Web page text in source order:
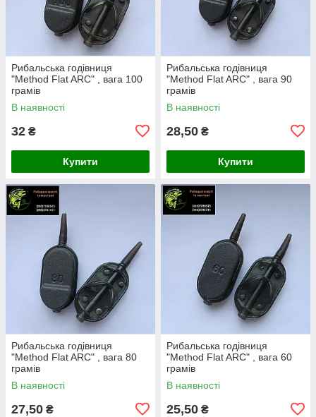
Рибальська годівниця
"Method Flat ARC" , вага 100
грамів
В наявності
32 ₴
Купити
Рибальська годівниця
"Method Flat ARC" , вага 90
грамів
В наявності
28,50 ₴
Купити
Рибальська годівниця
"Method Flat ARC" , вага 80
грамів
В наявності
27,50 ₴
Рибальська годівниця
"Method Flat ARC" , вага 60
грамів
В наявності
25,50 ₴